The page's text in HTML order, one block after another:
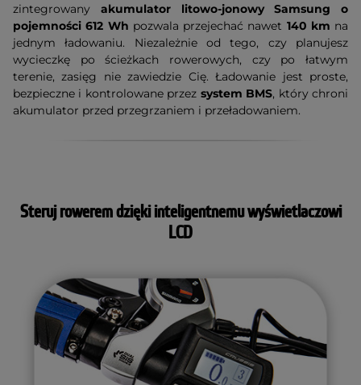
zintegrowany akumulator litowo-jonowy Samsung o
pojemności 612 Wh pozwala przejechać nawet 140 km na
jednym ładowaniu. Niezależnie od tego, czy planujesz
wycieczkę po ścieżkach rowerowych, czy po łatwym
terenie, zasięg nie zawiedzie Cię. Ładowanie jest proste,
bezpieczne i kontrolowane przez system BMS, który chroni
akumulator przed przegrzaniem i przeładowaniem.
Steruj rowerem dzięki inteligentnemu wyświetlaczowi
LCD